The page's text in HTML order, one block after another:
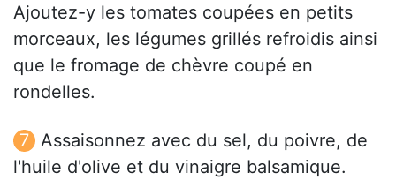
Ajoutez-y les tomates coupées en petits
morceaux, les légumes grillés refroidis ainsi
que le fromage de chèvre coupé en
rondelles.
Assaisonnez avec du sel, du poivre, de
l'huile d'olive et du vinaigre balsamique.